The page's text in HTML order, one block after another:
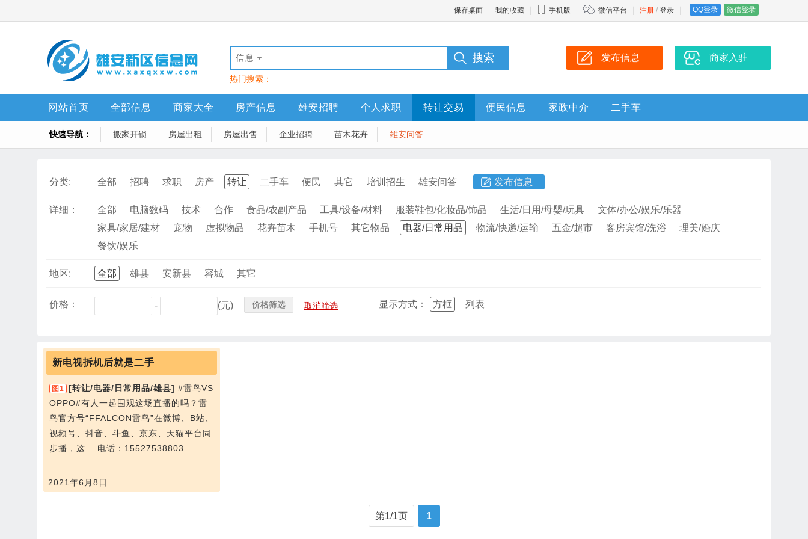
保存桌面 我的收藏 手机版 微信平台 注册 / 登录 QQ登录 微信登录
信息
热门搜索：
发布信息 商家入驻
网站首页 全部信息 商家大全 房产信息 雄安招聘 个人求职 转让交易 便民信息 家政中介 二手车
快速导航： 搬家开锁 房屋出租 房屋出售 企业招聘 苗木花卉 雄安问答
分类: 全部 招聘 求职 房产 转让 二手车 便民 其它 培训招生 雄安问答 发布信息
详细： 全部 电脑数码 技术 合作 食品/农副产品 工具/设备/材料 服装鞋包/化妆品/饰品 生活/日用/母婴/玩具
文体/办公/娱乐/乐器
家具/家居/建材
宠物 虚拟物品 花卉苗木 手机号 其它物品 电器/日常用品 物流/快递/运输 五金/超市 客房宾馆/洗浴
理美/婚庆
餐饮/娱乐
地区: 全部 雄县 安新县 容城 其它
价格： - (元) 价格筛选 取消筛选 显示方式： 方框 列表
新电视拆机后就是二手
图1 [转让/电器/日常用品/雄县] #雷鸟VS
OPPO#有人一起围观这场直播的吗？雷
鸟官方号“FFALCON雷鸟”在微博、B站、
视频号、抖音、斗鱼、京东、天猫平台同
步播，这… 电话：15527538803
2021年6月8日
第1/1页 1